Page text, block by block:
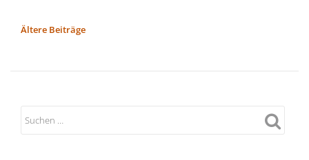
Düsseldorf
BEITRAGSNAVIGATION
Ältere Beiträge